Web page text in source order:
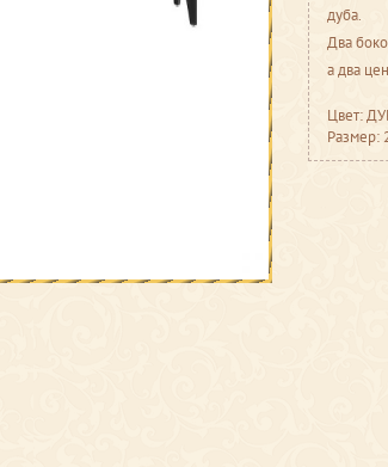
дуба.
Два
а два
Цвет:
Размер: